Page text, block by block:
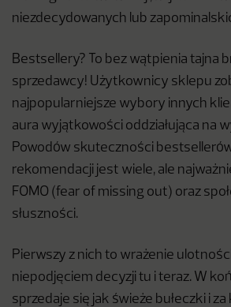
niezdecydowanych lub
Bestsellery? To bez wątpienia tajna
sprzedawcy! Użytkownicy sklepu
najpopularniejsze wybory innych
aura wyjątkowości oddziałująca na
Powodów skuteczności
rekomendacji jest wiele, ale
FOMO (fear of missing out) oraz
słuszności.
Pierwszy z nich to wrażenie
niepodjęciem decyzji tu i teraz. W
sprzedaje się jak świeże bułeczki i